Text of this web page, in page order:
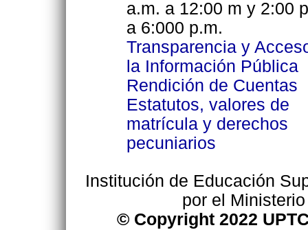
a.m. a 12:00 m y 2:00
a 6:000 p.m.
Transparencia y
la Información Pública
Rendición de Cuentas
Estatutos, valores de
matrícula y derechos
pecuniarios
Institución de Educación
por el
© Copyright 2022